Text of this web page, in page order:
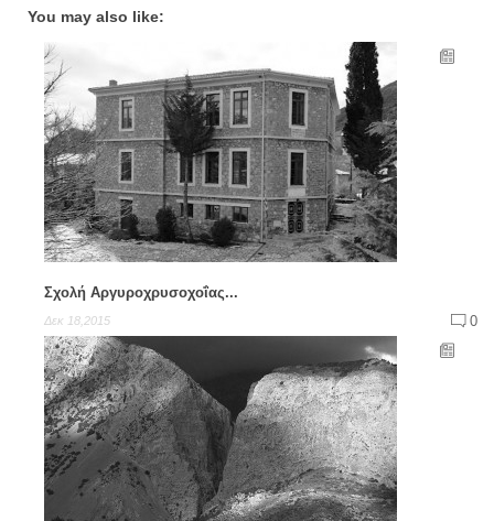
You may also like:
Σχολή Αργυροχρυσοχοΐας...
Δεκ 18,2015 0